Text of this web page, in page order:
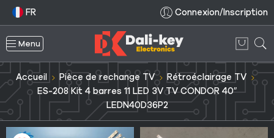
FR Connexion/Inscription
Menu
Accueil Pièce de rechange TV
Rétroéclairage TV
ES-208 Kit 4 barres 11 LED 3V TV CONDOR 40″
LEDN40D36P2